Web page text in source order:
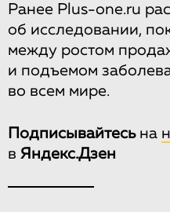
Ранее Plus-one.ru
об исследовании,
между ростом
и подъемом
во всем мире.
Подписывайтесьна
в Яндекс.Дзен